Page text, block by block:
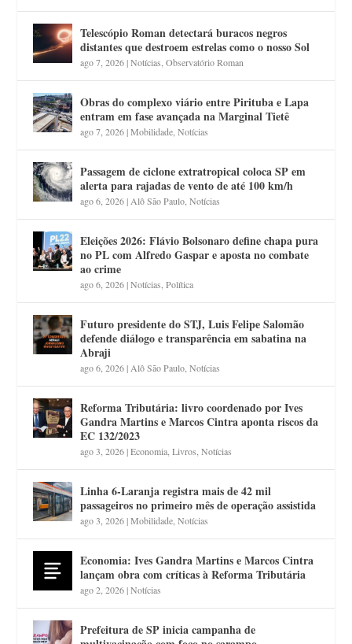
Telescópio Roman detectará buracos negros
distantes que destroem estrelas como o nosso Sol
ago 7, 2026|Notícias ,Observatório Roman
Obras do complexo viário entre Pirituba e Lapa
entram em fase avançada na Marginal Tietê
ago 7, 2026|Mobilidade ,Notícias
Passagem de ciclone extratropical coloca SP em
alerta para rajadas de vento de até 100 km/h
ago 6, 2026| Alô São Paulo ,Notícias
Eleições 2026: Flávio Bolsonaro define chapa pura
no PL com Alfredo Gaspar e aposta no combate
ao crime
ago 6, 2026|Notícias ,Política
Futuro presidente do STJ, Luis Felipe Salomão
defende diálogo e transparência em sabatina na
Abraji
ago 6, 2026| Alô São Paulo ,Notícias
Reforma Tributária: livro coordenado por Ives
Gandra Martins e Marcos Cintra aponta riscos da
EC 132/2023
ago 3, 2026|Economia ,Livros ,Notícias
Linha 6-Laranja registra mais de 42 mil
passageiros no primeiro mês de operação assistida
ago 3, 2026|Mobilidade ,Notícias
Economia: Ives Gandra Martins e Marcos Cintra
lançam obra com críticas à Reforma Tributária
ago 2, 2026|Notícias
Prefeitura de SP inicia campanha de